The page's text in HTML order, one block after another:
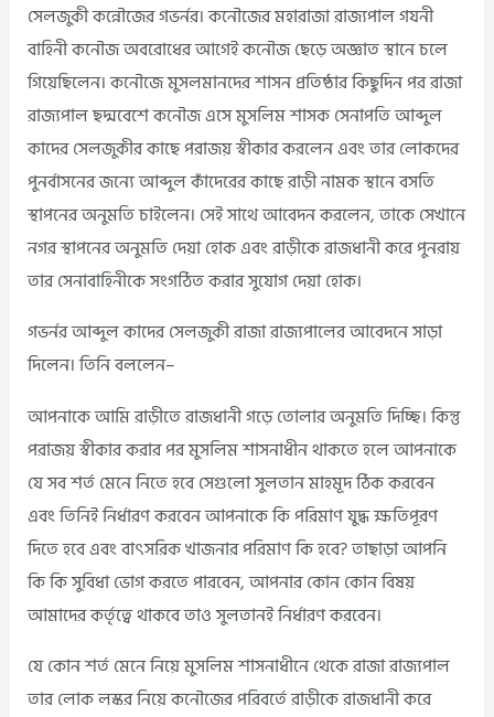
সেলজুকী কন্নৌজের গভর্নর। কনৌজের মহারাজা রাজ্যপাল গযনী
বাহিনী কনৌজ অবরোধের আগেই কনৌজ ছেড়ে অজ্ঞাত স্থানে চলে
গিয়েছিলেন। কনৌজে মুসলমানদের শাসন প্রতিষ্ঠার কিছুদিন পর রাজা
রাজ্যপাল ছদ্মবেশে কনৌজ এসে মুসলিম শাসক সেনাপতি আব্দুল
কাদের সেলজুকীর কাছে পরাজয় স্বীকার করলেন এবং তার লোকদের
পুনর্বাসনের জন্যে আব্দুল কাঁদেরের কাছে রাড়ী নামক স্থানে বসতি
স্থাপনের অনুমতি চাইলেন। সেই সাথে আবেদন করলেন, তাকে সেখানে
নগর স্থাপনের অনুমতি দেয়া হোক এবং রাড়ীকে রাজধানী করে পুনরায়
তার সেনাবাহিনীকে সংগঠিত করার সুযোগ দেয়া হোক।
গভর্নর আব্দুল কাদের সেলজুকী রাজা রাজ্যপালের আবেদনে সাড়া
দিলেন। তিনি বললেন–
আপনাকে আমি রাড়ীতে রাজধানী গড়ে তোলার অনুমতি দিচ্ছি। কিন্তু
পরাজয় স্বীকার করার পর মুসলিম শাসনাধীন থাকতে হলে আপনাকে
যে সব শর্ত মেনে নিতে হবে সেগুলো সুলতান মাহমূদ ঠিক করবেন
এবং তিনিই নির্ধারণ করবেন আপনাকে কি পরিমাণ যুদ্ধ ক্ষতিপূরণ
দিতে হবে এবং বাৎসরিক খাজনার পরিমাণ কি হবে? তাছাড়া আপনি
কি কি সুবিধা ভোগ করতে পারবেন, আপনার কোন কোন বিষয়
আমাদের কর্তৃত্বে থাকবে তাও সুলতানই নির্ধারণ করবেন।
যে কোন শর্ত মেনে নিয়ে মুসলিম শাসনাধীনে থেকে রাজা রাজ্যপাল
তার লোক লস্কর নিয়ে কনৌজের পরিবর্তে রাড়ীকে রাজধানী করে